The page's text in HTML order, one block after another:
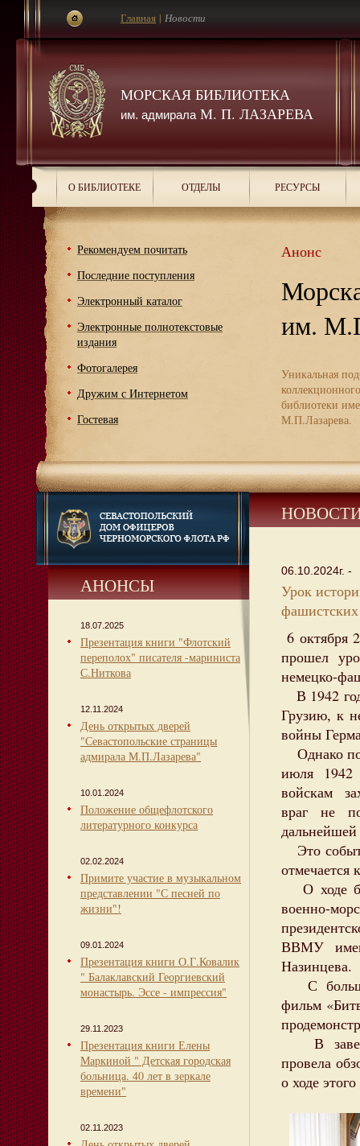
МОРСКАЯ БИБЛИОТЕКА
им. адмиралаМ. П. ЛАЗАРЕВА
Главная | Новости
О БИБЛИОТЕКЕ ОТДЕЛЫ РЕСУРСЫ
Рекомендуем почитать
Последние поступления
Электронный каталог
Электронные полнотекстовые
издания
Фотогалерея
Дружим с Интернетом
Гостевая
Анонс
им.
Уникальная
библиотеки
М.П.Лазарева.
АНОНСЫ
18.07.2025
Презентация книги "Флотский
переполох" писателя -мариниста
С.Ниткова
12.11.2024
День открытых дверей
"Севастопольские страницы
адмирала М.П.Лазарева"
10.01.2024
Положение общефлотского
литературного конкурса
02.02.2024
Примите участие в музыкальном
представлении "С песней по
жизни"!
09.01.2024
Презентация книги О.Г.Ковалик
" Балаклавский Георгиевский
монастырь. Эссе - импрессия"
29.11.2023
Презентация книги Елены
Маркиной " Детская городская
больница. 40 лет в зеркале
времени"
02.11.2023
06.10.2024г. -
Урок
фашистских
6 октября
прошел
немецко-
В 1942
Грузию, к
войны
Однако
июля 1942
войскам
враг не
Это
отмечается
О ходе
военно-
ВВМУ
Назинцева.
С
фильм
В
провела
о ходе